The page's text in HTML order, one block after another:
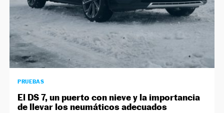
PRUEBAS
El DS 7, un puerto con nieve y la importancia
de llevar los neumáticos adecuados